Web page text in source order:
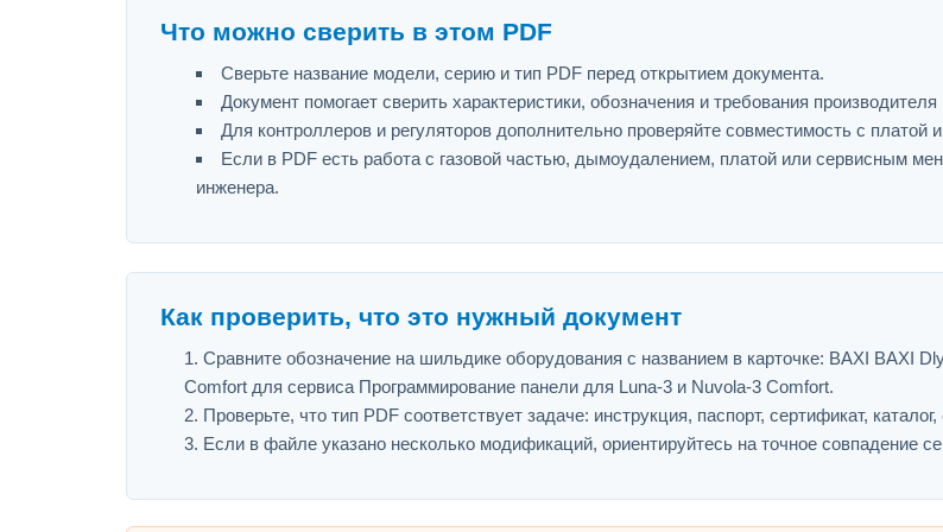
Что можно сверить в этом PDF
Сверьте название модели, серию и тип PDF перед открытием документа.
Документ помогает сверить характеристики, обозначения и требования
Для контроллеров и регуляторов дополнительно проверяйте совместимость с платой
Если в PDF есть работа с газовой частью, дымоудалением, платой или сервисным
инженера.
Как проверить, что это нужный документ
Сравните обозначение на шильдике оборудования с названием в карточке: BAXI BAXI
Comfort для сервиса Программирование панели для Luna-3 и Nuvola-3 Comfort.
Проверьте, что тип PDF соответствует задаче: инструкция, паспорт, сертификат,
Если в файле указано несколько модификаций, ориентируйтесь на точное совпадение